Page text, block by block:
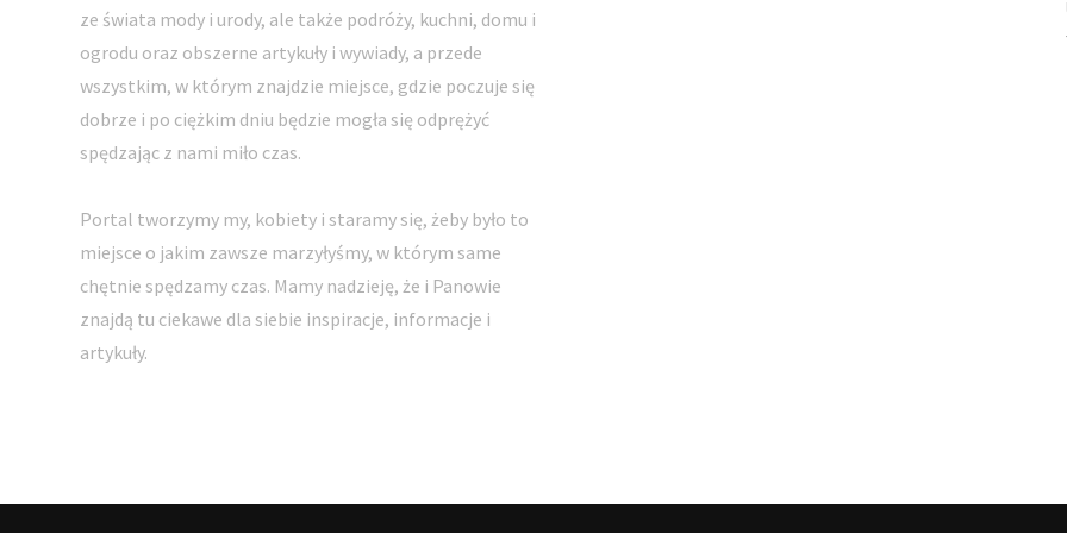
ze świata mody i urody, ale także podróży, kuchni, domu i
ogrodu oraz obszerne artykuły i wywiady, a przede
wszystkim, w którym znajdzie miejsce, gdzie poczuje się
dobrze i po ciężkim dniu będzie mogła się odprężyć
spędzając z nami miło czas.
Portal tworzymy my, kobiety i staramy się, żeby było to
miejsce o jakim zawsze marzyłyśmy, w którym same
chętnie spędzamy czas. Mamy nadzieję, że i Panowie
znajdą tu ciekawe dla siebie inspiracje, informacje i
artykuły.